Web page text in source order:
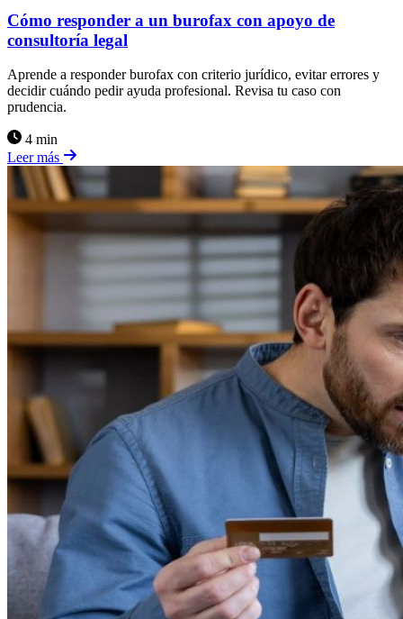
Cómo responder a un burofax con apoyo de
consultoría legal
Aprende a responder burofax con criterio jurídico, evitar errores y
decidir cuándo pedir ayuda profesional. Revisa tu caso con
prudencia.
4 min
Leer más